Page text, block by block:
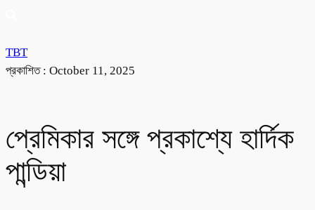
TBT
প্রকাশিত : October 11, 2025
প্রেমিকার সঙ্গে প্রকাশ্যে হার্দিক
পান্ডিয়া